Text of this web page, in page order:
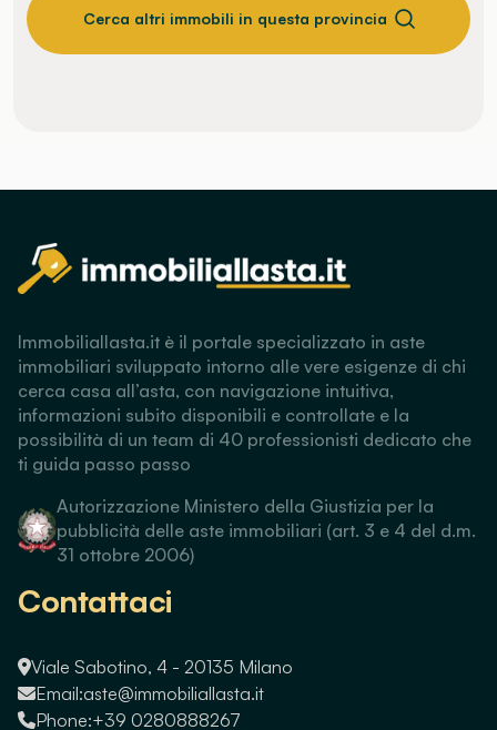
Cerca altri immobili in questa provincia
Immobiliallasta.it è il portale specializzato in aste
immobiliari sviluppato intorno alle vere esigenze di chi
cerca casa all’asta, con navigazione intuitiva,
informazioni subito disponibili e controllate e la
possibilità di un team di 40 professionisti dedicato che
ti guida passo passo
Autorizzazione Ministero della Giustizia per la
pubblicità delle aste immobiliari (art. 3 e 4 del d.m.
31 ottobre 2006)
Contattaci
Viale Sabotino, 4 - 20135 Milano
Email:aste@immobiliallasta.it
Phone:+39 0280888267